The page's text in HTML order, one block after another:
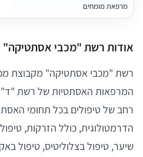
מרפאת מומחים
אודות רשת "מכבי אסתטיקה"
רשת "מכבי אסתטיקה" מקבוצת
המרפאות האסתטיות של רשת "ד"ר
רחב של טיפולים בכל תחומי
הדרמטולוגית, כולל הזרקות,
שיער, טיפול בצלוליטיס, טיפול